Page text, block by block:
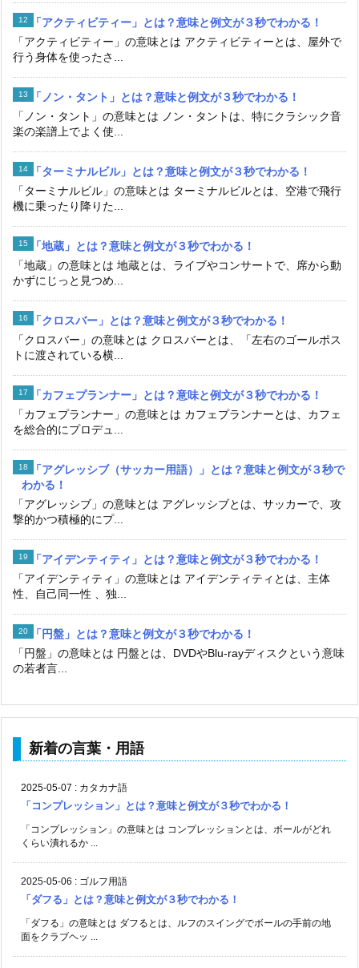
「アクティビティー」とは？意味と例文が３秒でわかる！
「アクティビティー」の意味とは アクティビティーとは、屋外で
行う身体を使ったさ...
「ノン・タント」とは？意味と例文が３秒でわかる！
「ノン・タント」の意味とは ノン・タントは、特にクラシック音
楽の楽譜上でよく使...
「ターミナルビル」とは？意味と例文が３秒でわかる！
「ターミナルビル」の意味とは ターミナルビルとは、空港で飛行
機に乗ったり降りた...
「地蔵」とは？意味と例文が３秒でわかる！
「地蔵」の意味とは 地蔵とは、ライブやコンサートで、席から動
かずにじっと見つめ...
「クロスバー」とは？意味と例文が３秒でわかる！
「クロスバー」の意味とは クロスバーとは、「左右のゴールポス
トに渡されている横...
「カフェプランナー」とは？意味と例文が３秒でわかる！
「カフェプランナー」の意味とは カフェプランナーとは、カフェ
を総合的にプロデュ...
「アグレッシブ（サッカー用語）」とは？意味と例文が３秒で
わかる！
「アグレッシブ」の意味とは アグレッシブとは、サッカーで、攻
撃的かつ積極的にプ...
「アイデンティティ」とは？意味と例文が３秒でわかる！
「アイデンティティ」の意味とは アイデンティティとは、主体
性、自己同一性 、独...
「円盤」とは？意味と例文が３秒でわかる！
「円盤」の意味とは 円盤とは、DVDやBlu-rayディスクという意味
の若者言...
新着の言葉・用語
2025-05-07 : カタカナ語
「コンプレッション」とは？意味と例文が３秒でわかる！
「コンプレッション」の意味とは コンプレッションとは、ボールがどれ
くらい潰れるか ...
2025-05-06 : ゴルフ用語
「ダフる」とは？意味と例文が３秒でわかる！
「ダフる」の意味とは ダフるとは、ルフのスイングでボールの手前の地
面をクラブヘッ ...